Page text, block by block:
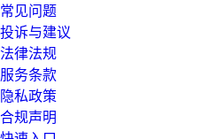
常见问题
投诉与建议
法律法规
服务条款
隐私政策
合规声明